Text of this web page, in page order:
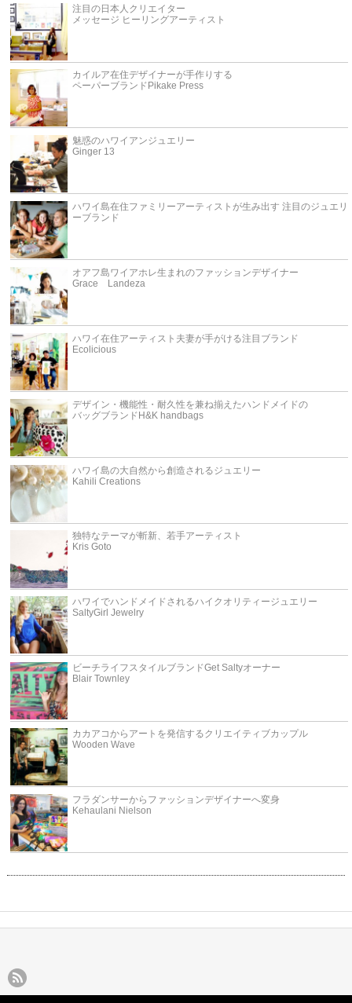
注目の日本人クリエイター
メッセージ ヒーリングアーティスト
カイルア在住デザイナーが手作りする
ペーパーブランドPikake Press
魅惑のハワイアンジュエリー
Ginger 13
ハワイ島在住ファミリーアーティストが生み出す 注目のジュエリ
ーブランド
オアフ島ワイアホレ生まれのファッションデザイナー
Grace Landeza
ハワイ在住アーティスト夫妻が手がける注目ブランド
Ecolicious
デザイン・機能性・耐久性を兼ね揃えたハンドメイドの
バッグブランドH&K handbags
ハワイ島の大自然から創造されるジュエリー
Kahili Creations
独特なテーマが斬新、若手アーティスト
Kris Goto
ハワイでハンドメイドされるハイクオリティージュエリー
SaltyGirl Jewelry
ビーチライフスタイルブランドGet Saltyオーナー
Blair Townley
カカアコからアートを発信するクリエイティブカップル
Wooden Wave
フラダンサーからファッションデザイナーへ変身
Kehaulani Nielson